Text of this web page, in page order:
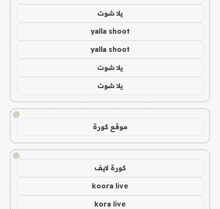
يلا شوت
yalla shoot
yalla shoot
يلا شوت
يلا شوت
!
موقع كورة
!
كورة لايف
koora live
kora live